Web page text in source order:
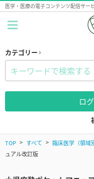
医学・医療の電子コンテンツ配信サー
カテゴリー
ロ
TOP すべて 臨床医学（領域
ュアル改訂版